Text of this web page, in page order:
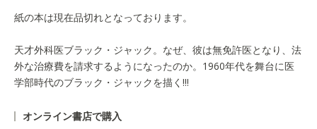
紙の本は現在品切れとなっております。
天才外科医ブラック・ジャック。なぜ、彼は無免許医となり、法
外な治療費を請求するようになったのか。1960年代を舞台に医
学部時代のブラック・ジャックを描く!!!
オンライン書店で購入